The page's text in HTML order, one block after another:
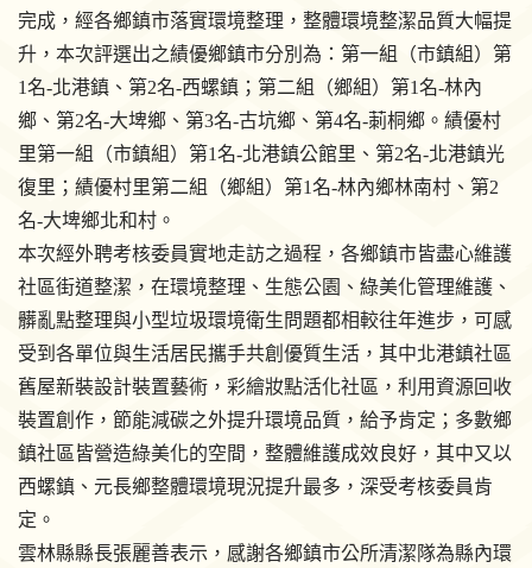
完成，經各鄉鎮市落實環境整理，整體環境整潔品質大幅提
升，本次評選出之績優鄉鎮市分別為：第一組（市鎮組）第
1名-北港鎮、第2名-西螺鎮；第二組（鄉組）第1名-林內
鄉、第2名-大埤鄉、第3名-古坑鄉、第4名-莿桐鄉。績優村
里第一組（市鎮組）第1名-北港鎮公館里、第2名-北港鎮光
復里；績優村里第二組（鄉組）第1名-林內鄉林南村、第2
名-大埤鄉北和村。
本次經外聘考核委員實地走訪之過程，各鄉鎮市皆盡心維護
社區街道整潔，在環境整理、生態公園、綠美化管理維護、
髒亂點整理與小型垃圾環境衛生問題都相較往年進步，可感
受到各單位與生活居民攜手共創優質生活，其中北港鎮社區
舊屋新裝設計裝置藝術，彩繪妝點活化社區，利用資源回收
裝置創作，節能減碳之外提升環境品質，給予肯定；多數鄉
鎮社區皆營造綠美化的空間，整體維護成效良好，其中又以
西螺鎮、元長鄉整體環境現況提升最多，深受考核委員肯
定。
雲林縣縣長張麗善表示，感謝各鄉鎮市公所清潔隊為縣內環